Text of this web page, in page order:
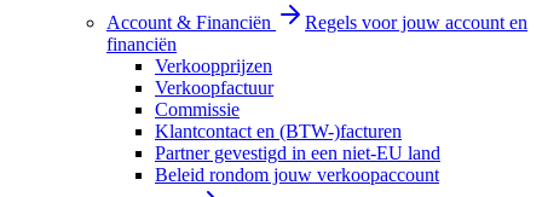
Account & Financiën
Regels voor jouw account en
financiën
Verkoopprijzen
Verkoopfactuur
Commissie
Klantcontact en (BTW-)facturen
Partner gevestigd in een niet-EU land
Beleid rondom jouw verkoopaccount